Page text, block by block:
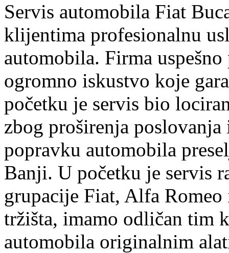
Servis automobila Fiat
klijentima profesionalnu
automobila. Firma
ogromno iskustvo koje
početku je servis bio
zbog proširenja poslovanja
popravku automobila
Banji. U početku je servis
grupacije Fiat, Alfa
tržišta, imamo odličan tim
automobila originalnim